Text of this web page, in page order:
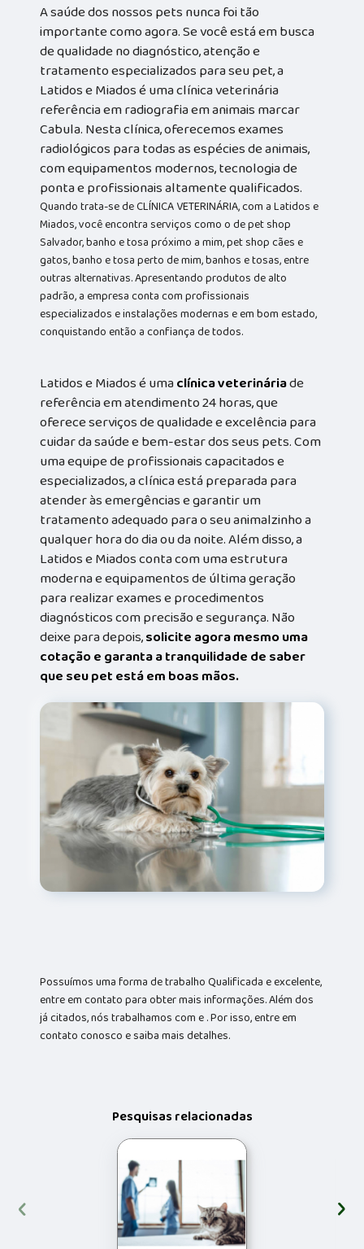
A saúde dos nossos pets nunca foi tão
importante como agora. Se você está em busca
de qualidade no diagnóstico, atenção e
tratamento especializados para seu pet, a
Latidos e Miados é uma clínica veterinária
referência em radiografia em animais marcar
Cabula. Nesta clínica, oferecemos exames
radiológicos para todas as espécies de animais,
com equipamentos modernos, tecnologia de
ponta e profissionais altamente qualificados.
Quando trata-se de CLÍNICA VETERINÁRIA, com a Latidos e
Miados, você encontra serviços como o de pet shop
Salvador, banho e tosa próximo a mim, pet shop cães e
gatos, banho e tosa perto de mim, banhos e tosas, entre
outras alternativas. Apresentando produtos de alto
padrão, a empresa conta com profissionais
especializados e instalações modernas e em bom estado,
conquistando então a confiança de todos.
Latidos e Miados é umaclínica veterináriade
referência em atendimento 24 horas, que
oferece serviços de qualidade e excelência para
cuidar da saúde e bem-estar dos seus pets. Com
uma equipe de profissionais capacitados e
especializados, a clínica está preparada para
atender às emergências e garantir um
tratamento adequado para o seu animalzinho a
qualquer hora do dia ou da noite. Além disso, a
Latidos e Miados conta com uma estrutura
moderna e equipamentos de última geração
para realizar exames e procedimentos
diagnósticos com precisão e segurança. Não
deixe para depois,solicite agora mesmo uma
cotação e garanta a tranquilidade de saber
que seu pet está em boas mãos.
Possuímos uma forma de trabalho Qualificada e excelente,
entre em contato para obter mais informações. Além dos
já citados, nós trabalhamos com e . Por isso, entre em
contato conosco e saiba mais detalhes.
Pesquisas relacionadas
‹ ›